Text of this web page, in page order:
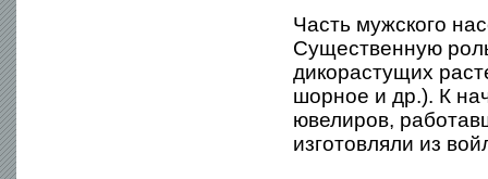
Часть мужского
Существенную
дикорастущих
шорное и др.). К
ювелиров,
изготовляли из